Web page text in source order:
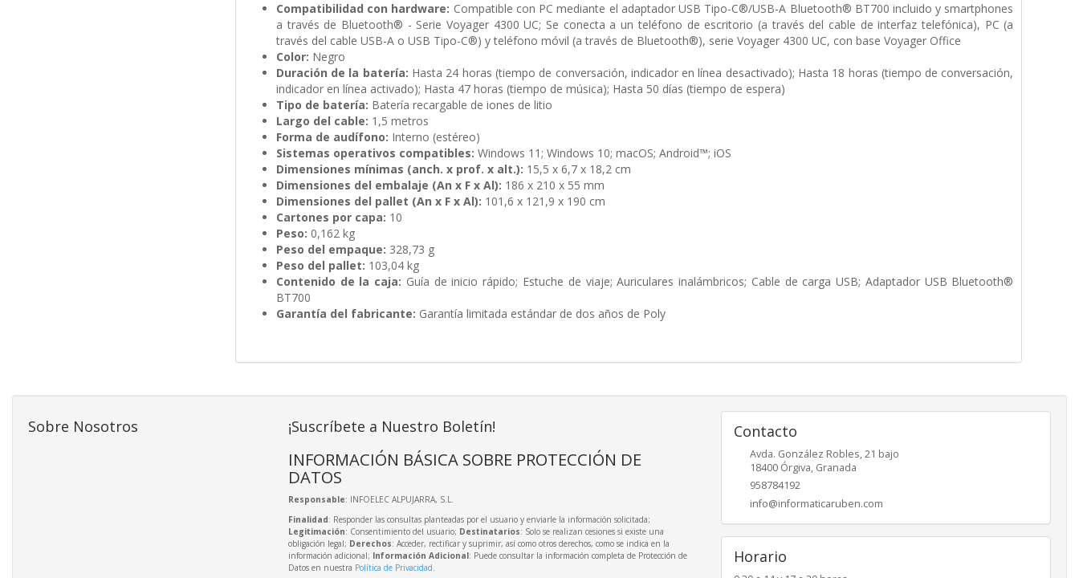
Compatibilidad con hardware: Compatible con PC mediante el adaptador USB Tipo-C®/USB-A Bluetooth® BT700 incluido y smartphones
a través de Bluetooth® - Serie Voyager 4300 UC; Se conecta a un teléfono de escritorio (a través del cable de interfaz telefónica), PC (a
través del cable USB-A o USB Tipo-C®) y teléfono móvil (a través de Bluetooth®), serie Voyager 4300 UC, con base Voyager Office
Color: Negro
Duración de la batería: Hasta 24 horas (tiempo de conversación, indicador en línea desactivado); Hasta 18 horas (tiempo de conversación,
indicador en línea activado); Hasta 47 horas (tiempo de música); Hasta 50 días (tiempo de espera)
Tipo de batería: Batería recargable de iones de litio
Largo del cable: 1,5 metros
Forma de audífono: Interno (estéreo)
Sistemas operativos compatibles: Windows 11; Windows 10; macOS; Android™; iOS
Dimensiones mínimas (anch. x prof. x alt.): 15,5 x 6,7 x 18,2 cm
Dimensiones del embalaje (An x F x Al): 186 x 210 x 55 mm
Dimensiones del pallet (An x F x Al): 101,6 x 121,9 x 190 cm
Cartones por capa: 10
Peso: 0,162 kg
Peso del empaque: 328,73 g
Peso del pallet: 103,04 kg
Contenido de la caja: Guía de inicio rápido; Estuche de viaje; Auriculares inalámbricos; Cable de carga USB; Adaptador USB Bluetooth®
BT700
Garantía del fabricante: Garantía limitada estándar de dos años de Poly
Sobre Nosotros ¡Suscríbete a Nuestro Boletín!
INFORMACIÓN BÁSICA SOBRE PROTECCIÓN DE
DATOS
Responsable: INFOELEC ALPUJARRA, S.L.
Finalidad: Responder las consultas planteadas por el usuario y enviarle la información solicitada;
Legitimación: Consentimiento del usuario; Destinatarios: Solo se realizan cesiones si existe una
obligación legal; Derechos: Acceder, rectificar y suprimir, así como otros derechos, como se indica en la
información adicional; Información Adicional: Puede consultar la información completa de Protección de
Datos en nuestra Política de Privacidad.
Contacto
Avda. González Robles, 21 bajo
18400 Órgiva, Granada
958784192
info@informaticaruben.com
Horario